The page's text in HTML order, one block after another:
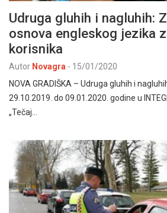
Udruga gluhih i nagluhih:
osnova engleskog jezika
korisnika
Autor Novagra - 15/01/2020
NOVA GRADIŠKA – Udruga gluhih i
29.10.2019. do 09.01.2020. godine u
„Tečaj…